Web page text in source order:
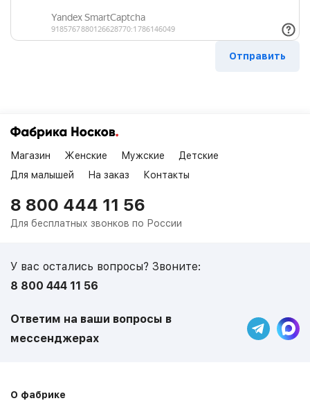
Магазин Женские Мужские
Детские
Для малышей
На заказ Контакты
8 800 444 11 56
Для бесплатных звонков по России
У вас остались вопросы? Звоните:
8 800 444 11 56
Ответим на ваши вопросы в
мессенджерах
О фабрике